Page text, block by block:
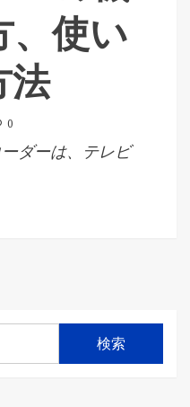
、使い
法
0
ダーは、テレビ
検索